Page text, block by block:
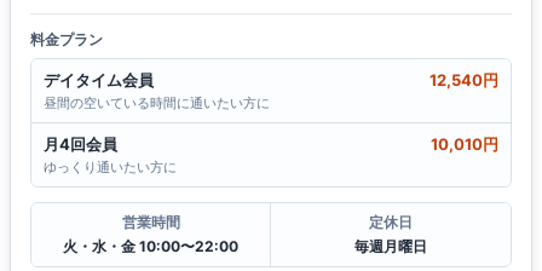
料金プラン
デイタイム会員 12,540円
昼間の空いている時間に通いたい方に
月4回会員 10,010円
ゆっくり通いたい方に
営業時間
火・水・金 10:00〜22:00
定休日
毎週月曜日